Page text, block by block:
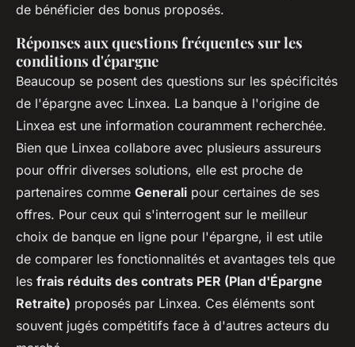
de bénéficier des bonus proposés.
Réponses aux questions fréquentes sur les
conditions d'épargne
Beaucoup se posent des questions sur les spécificités
de l'épargne avec Linxea. La banque à l'origine de
Linxea est une information couramment recherchée.
Bien que Linxea collabore avec plusieurs assureurs
pour offrir diverses solutions, elle est proche de
partenaires comme Generali pour certaines de ses
offres. Pour ceux qui s'interrogent sur le meilleur
choix de banque en ligne pour l'épargne, il est utile
de comparer les fonctionnalités et avantages tels que
les frais réduits des contrats PER (Plan d'Épargne
Retraite) proposés par Linxea. Ces éléments sont
souvent jugés compétitifs face à d'autres acteurs du